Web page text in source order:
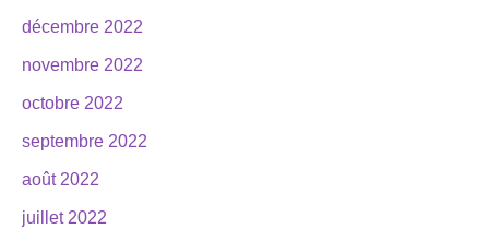
décembre 2022
novembre 2022
octobre 2022
septembre 2022
août 2022
juillet 2022